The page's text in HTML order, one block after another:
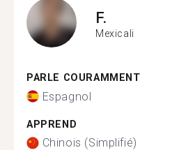
F.
Mexicali
PARLE COURAMMENT
Espagnol
APPREND
Chinois (Simplifié)